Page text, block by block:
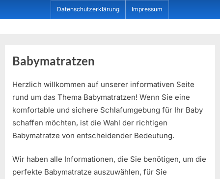
to
Datenschutzerklärung Impressum
Babymatratzen
Herzlich willkommen auf unserer informativen Seite
rund um das Thema Babymatratzen! Wenn Sie eine
komfortable und sichere Schlafumgebung für Ihr Baby
schaffen möchten, ist die Wahl der richtigen
Babymatratze von entscheidender Bedeutung.
Wir haben alle Informationen, die Sie benötigen, um die
perfekte Babymatratze auszuwählen, für Sie